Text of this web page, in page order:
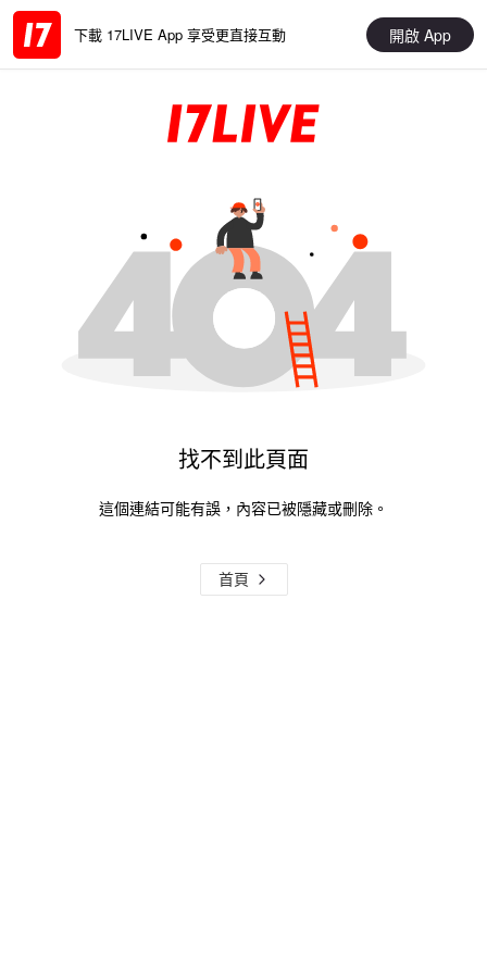
下載 17LIVE App 享受更直接互動 開啟 App
找不到此頁面
這個連結可能有誤，內容已被隱藏或刪除。
首頁